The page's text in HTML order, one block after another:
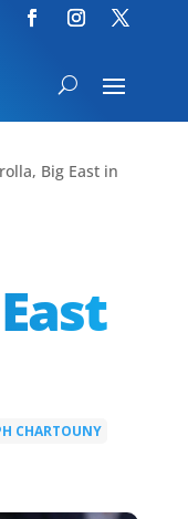
Big East in
CHARTOUNY